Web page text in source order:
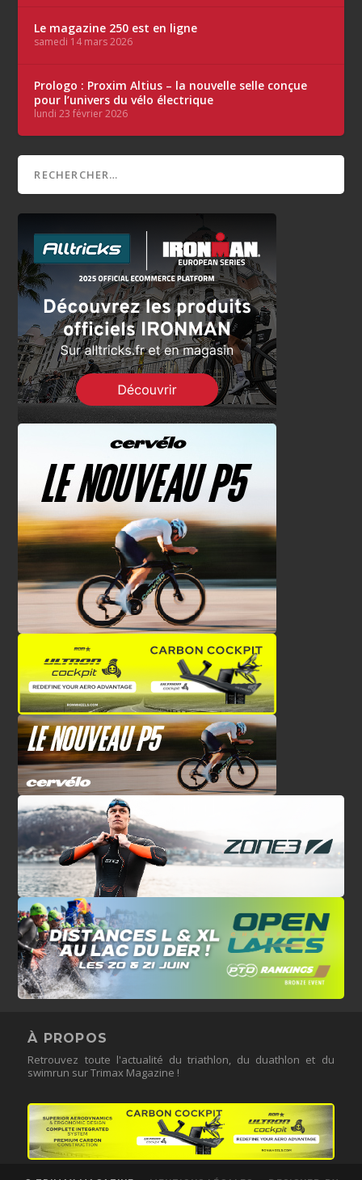
Le magazine 250 est en ligne
samedi 14 mars 2026
Prologo : Proxim Altius – la nouvelle selle conçue
pour l’univers du vélo électrique
lundi 23 février 2026
À PROPOS
Retrouvez toute l'actualité du triathlon, du duathlon et du
swimrun sur Trimax Magazine !